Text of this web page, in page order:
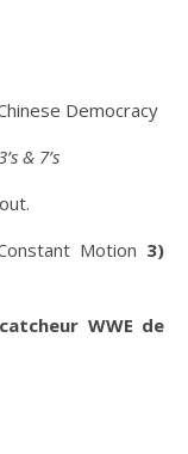
Democracy
& 7’s
Motion 3)
WWE de